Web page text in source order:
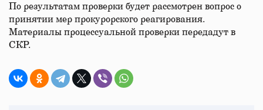
По результатам проверки будет рассмотрен вопрос о
принятии мер прокурорского реагирования.
Материалы процессуальной проверки передадут в
СКР.